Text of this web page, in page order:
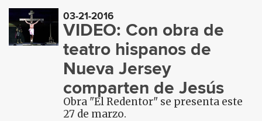
03-21-2016
VIDEO: Con obra de
teatro hispanos de
Nueva Jersey
comparten de Jesús
Obra "El Redentor" se presenta este
27 de marzo.